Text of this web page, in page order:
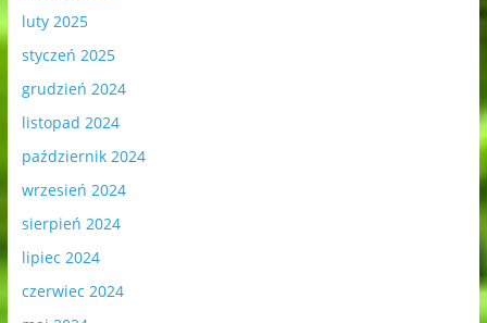
luty 2025
styczeń 2025
grudzień 2024
listopad 2024
październik 2024
wrzesień 2024
sierpień 2024
lipiec 2024
czerwiec 2024